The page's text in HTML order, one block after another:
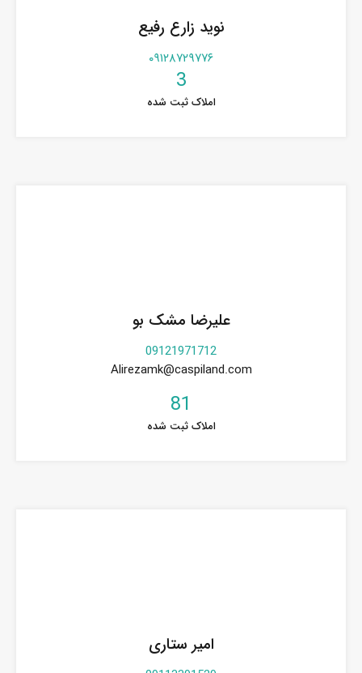
نوید زارع رفیع
۰۹۱۲۸۷۲۹۷۷۶
3
املاک ثبت شده
علیرضا مشک بو
09121971712
Alirezamk@caspiland.com
81
املاک ثبت شده
امیر ستاری